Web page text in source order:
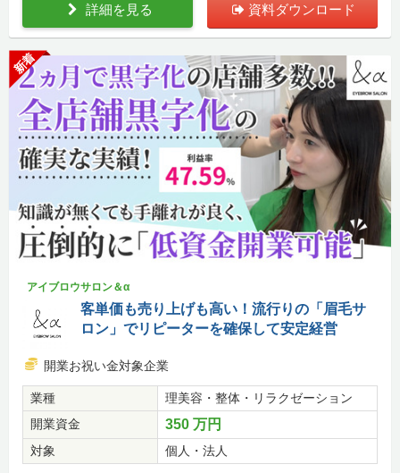
詳細を見る 資料ダウンロード
新着
アイブロウサロン＆α
客単価も売り上げも高い！流行りの「眉毛サ
ロン」でリピーターを確保して安定経営
開業お祝い金対象企業
業種
理美容・整体・リラクゼーション
開業資金
350 万円
対象 個人・法人